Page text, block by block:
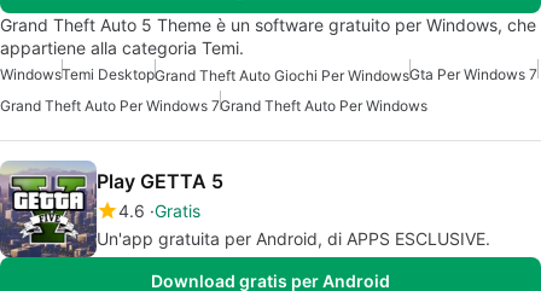
Grand Theft Auto 5 Theme è un software gratuito per Windows, che
appartiene alla categoria Temi.
WindowsTemi DesktopGrand Theft Auto Giochi Per WindowsGta Per Windows 7
Grand Theft Auto Per Windows 7Grand Theft Auto Per Windows
Play GETTA 5
4.6 Gratis
Un'app gratuita per Android, di APPS ESCLUSIVE.
Download gratis per Android